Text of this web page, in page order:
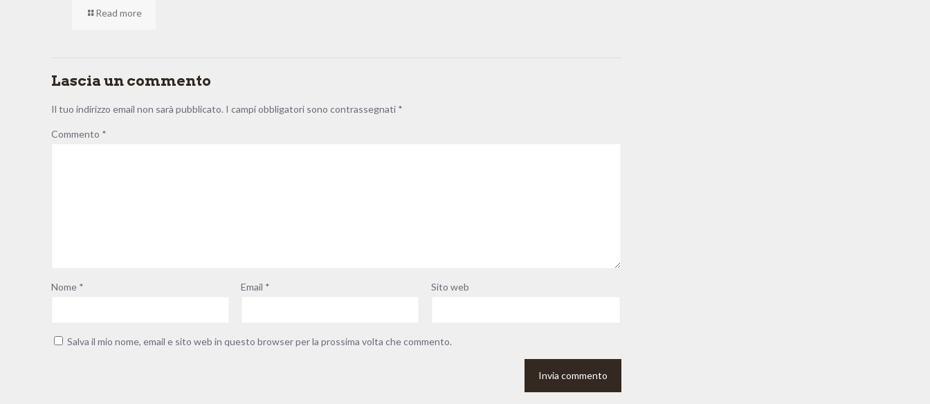
Read more
Lascia un commento
Il tuo indirizzo email non sarà pubblicato. I campi obbligatori sono contrassegnati *
Commento *
Nome * Email * Sito web
Salva il mio nome, email e sito web in questo browser per la prossima volta che commento.